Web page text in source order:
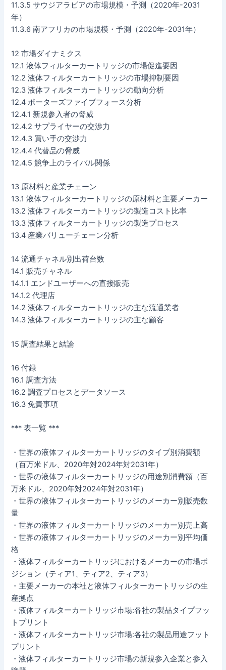
11.3.5 サウジアラビアの市場規模・予測（2020年-2031
年）
11.3.6 南アフリカの市場規模・予測（2020年-2031年）
12 市場ダイナミクス
12.1 液体フィルターカートリッジの市場促進要因
12.2 液体フィルターカートリッジの市場抑制要因
12.3 液体フィルターカートリッジの動向分析
12.4 ポーターズファイブフォース分析
12.4.1 新規参入者の脅威
12.4.2 サプライヤーの交渉力
12.4.3 買い手の交渉力
12.4.4 代替品の脅威
12.4.5 競争上のライバル関係
13 原材料と産業チェーン
13.1 液体フィルターカートリッジの原材料と主要メーカー
13.2 液体フィルターカートリッジの製造コスト比率
13.3 液体フィルターカートリッジの製造プロセス
13.4 産業バリューチェーン分析
14 流通チャネル別出荷台数
14.1 販売チャネル
14.1.1 エンドユーザーへの直接販売
14.1.2 代理店
14.2 液体フィルターカートリッジの主な流通業者
14.3 液体フィルターカートリッジの主な顧客
15 調査結果と結論
16 付録
16.1 調査方法
16.2 調査プロセスとデータソース
16.3 免責事項
*** 表一覧 ***
・世界の液体フィルターカートリッジのタイプ別消費額
（百万米ドル、2020年対2024年対2031年）
・世界の液体フィルターカートリッジの用途別消費額（百
万米ドル、2020年対2024年対2031年）
・世界の液体フィルターカートリッジのメーカー別販売数
量
・世界の液体フィルターカートリッジのメーカー別売上高
・世界の液体フィルターカートリッジのメーカー別平均価
格
・液体フィルターカートリッジにおけるメーカーの市場ポ
ジション（ティア1、ティア2、ティア3）
・主要メーカーの本社と液体フィルターカートリッジの生
産拠点
・液体フィルターカートリッジ市場:各社の製品タイプフッ
トプリント
・液体フィルターカートリッジ市場:各社の製品用途フット
プリント
・液体フィルターカートリッジ市場の新規参入企業と参入